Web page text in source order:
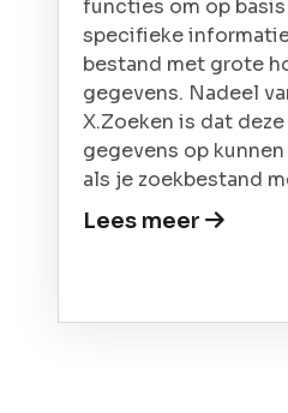
functies om op
specifieke
bestand met grote
gegevens. Nadeel
X.Zoeken is dat
gegevens op
als je zoekbestand
Lees meer